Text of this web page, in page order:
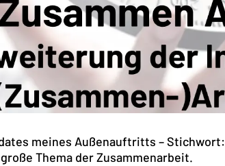
meines Außenauftritts – Stichwort:
Thema der Zusammenarbeit.